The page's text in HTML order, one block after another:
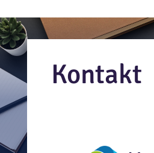
Kontakt